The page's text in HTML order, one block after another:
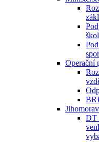
Operační
DT